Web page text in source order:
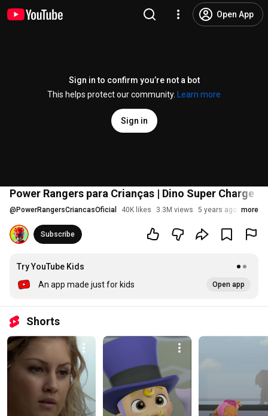
Open App
Sign in to confirm you’re not a bot
This helps protect our community.
Learn more
Sign in
Power Rangers para Crianças | Dino Super Charge
@ PowerRangersCriancasOficial 40K likes 3.3M views 5 years ago more
Subscribe
Try YouTube Kids
An app made just for kids
Open app
Shorts